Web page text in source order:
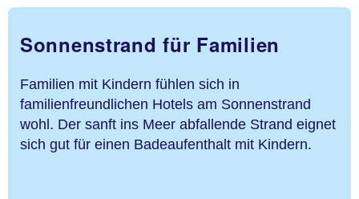
Sonnenstrand für Familien
Familien mit Kindern fühlen sich in
familienfreundlichen Hotels am Sonnenstrand
wohl. Der sanft ins Meer abfallende Strand eignet
sich gut für einen Badeaufenthalt mit Kindern.